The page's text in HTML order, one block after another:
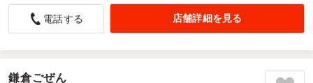
5.0 株式会社ディーアンドエムホールディングス
でした。手毬寿司や巻き寿司は見た目も華やかで味も良く、
特に巻き寿司の具材のバランスが絶妙でした。初めて食べた
電話する 店舗詳細を見る
鎌倉ごぜん